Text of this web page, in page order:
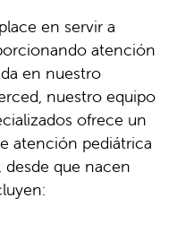
en servir a
atención
en nuestro
nuestro equipo
ofrece un
atención pediátrica
desde que nacen